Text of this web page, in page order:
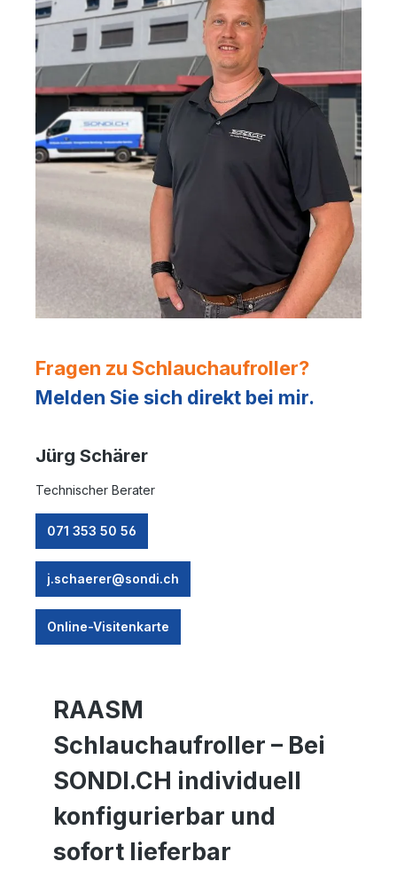
Fragen zu Schlauchaufroller?
Melden Sie sich direkt bei mir.
Jürg Schärer
Technischer Berater
071 353 50 56
j.schaerer@sondi.ch
Online-Visitenkarte
RAASM
Schlauchaufroller – Bei
SONDI.CH individuell
konfigurierbar und
sofort lieferbar